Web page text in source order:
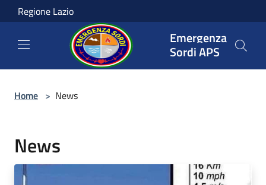
Salta al contenuto principale
Regione Lazio
Emergenza
Sordi APS
Home > News
News